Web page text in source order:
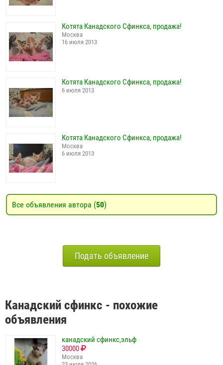
Котята Канадского Сфинкса, продажа!
Москва
16 июля 2013
Котята Канадского Сфинкса, продажа!
6 июля 2013
Котята Канадского Сфинкса, продажа!
Москва
6 июля 2013
Все объявления автора (50)
Подать объявление
Канадский сфинкс - похожие
объявления
канадский сфинкс,эльф
30000
Москва